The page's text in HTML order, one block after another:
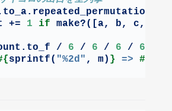
+=
1 if make?([a, b, c, d],
/
6 / 6 / 6 / 6
sprintf( "%2d" , m) } => #{